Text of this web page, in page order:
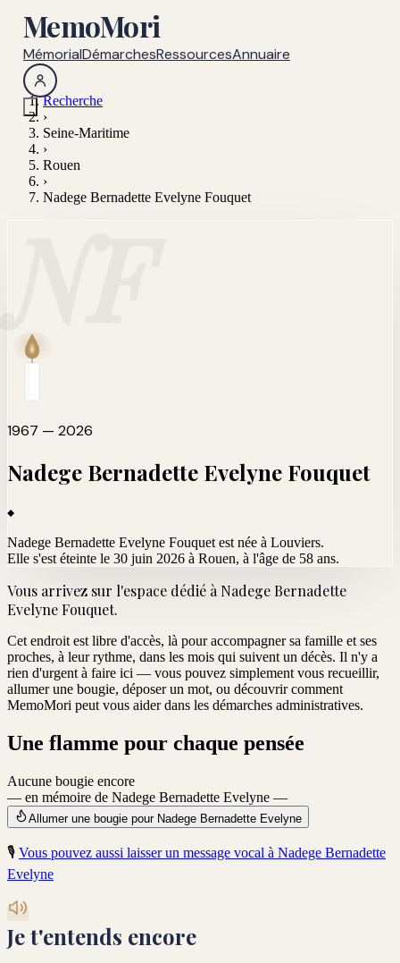
MemoMori
MémorialDémarchesRessourcesAnnuaire
Recherche
›
Seine-Maritime
›
Rouen
›
Nadege Bernadette Evelyne Fouquet
1967 — 2026
Nadege Bernadette Evelyne Fouquet
Nadege Bernadette Evelyne Fouquet est née à Louviers.
Elle s'est éteinte le 30 juin 2026 à Rouen, à l'âge de 58 ans.
Vous arrivez sur l'espace dédié à Nadege Bernadette
Evelyne Fouquet.
Cet endroit est libre d'accès, là pour accompagner sa famille et ses
proches, à leur rythme, dans les mois qui suivent un décès. Il n'y a
rien d'urgent à faire ici — vous pouvez simplement vous recueillir,
allumer une bougie, déposer un mot, ou découvrir comment
MemoMori peut vous aider dans les démarches administratives.
Une flamme pour chaque pensée
Aucune bougie encore
— en mémoire de Nadege Bernadette Evelyne —
Allumer une bougie pour Nadege Bernadette Evelyne
🎙️ Vous pouvez aussi laisser un message vocal à Nadege Bernadette
Evelyne
Je t'entends encore